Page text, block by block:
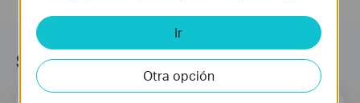
Suscripción
Ir
Otra opción